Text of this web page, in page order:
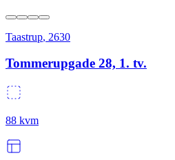
Taastrup, 2630
Tommerupgade 28, 1. tv.
88 kvm